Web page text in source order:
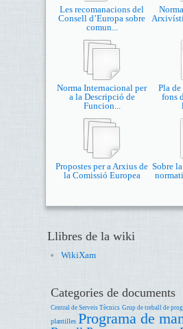
Les recomanacions del
Consell d’Europa sobre
comun...
Norma Internacional per
a la Descripció de
Funcion...
Pla
fons
Propostes per a Arxius de
la Comissió Europea
Sobre
Llibres de la wiki
WikiXam
Categories de documents
Central de Serveis Tècnics Grup de treball de
plantilles Programa de